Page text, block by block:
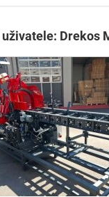
uživatele: Drekos